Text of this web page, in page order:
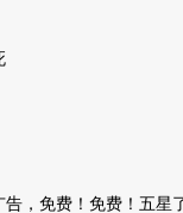
，免费！免费！五星